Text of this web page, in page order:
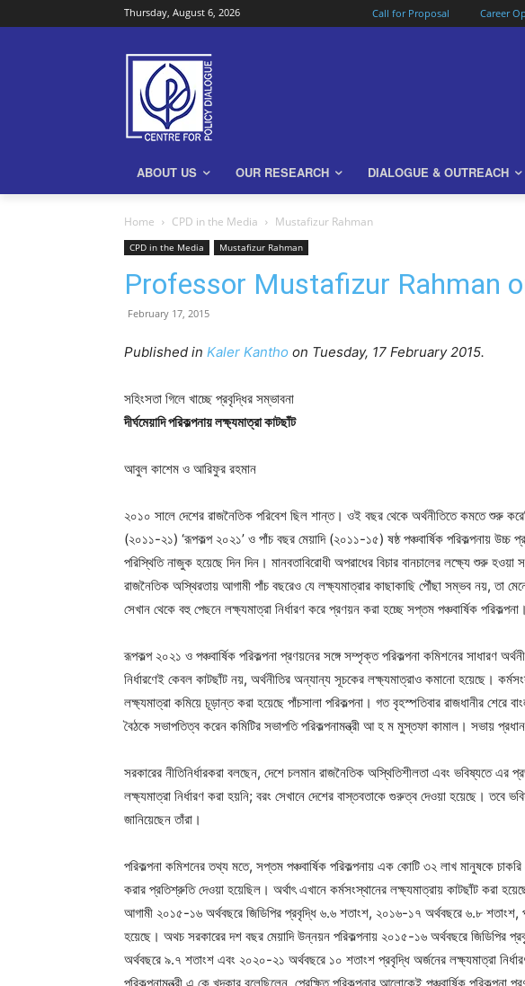
Thursday, August 6, 2026 Call for Proposal Career
ABOUT US OUR RESEARCH DIALOGUE & OUTREACH
Home CPD in the Media Mustafizur Rahman
CPD in the Media Mustafizur Rahman
Professor Mustafizur Rahman
February 17, 2015
Published in Kaler Kantho on Tuesday, 17 February 2015.
সহিংসতা গিলে খাচ্ছে প্রবৃদ্ধির সম্ভাবনা
দীর্ঘমেয়াদি পরিকল্পনায় লক্ষ্যমাত্রা কাটছাঁট
আবুল কাশেম ও আরিফুর রহমান
২০১০ সালে দেশের রাজনৈতিক পরিবেশ ছিল শান্ত। ওই বছর থেকে অর্থনীতিতে কমতে শুরু
(২০১১-২১) ‘রূপকল্প ২০২১’ ও পাঁচ বছর মেয়াদি (২০১১-১৫) ষষ্ঠ পঞ্চবার্ষিক পরিকল্পনায় উচ্চ
পরিস্থিতি নাজুক হয়েছে দিন দিন। মানবতাবিরোধী অপরাধের বিচার বানচালের লক্ষ্যে শুরু
রাজনৈতিক অস্থিরতায় আগামী পাঁচ বছরেও যে লক্ষ্যমাত্রার কাছাকাছি পৌঁছা সম্ভব নয়, তা
সেখান থেকে বহু পেছনে লক্ষ্যমাত্রা নির্ধারণ করে প্রণয়ন করা হচ্ছে সপ্তম পঞ্চবার্ষিক পরিকল্পনা।
রূপকল্প ২০২১ ও পঞ্চবার্ষিক পরিকল্পনা প্রণয়নের সঙ্গে সম্পৃক্ত পরিকল্পনা কমিশনের সাধারণ
নির্ধারণেই কেবল কাটছাঁট নয়, অর্থনীতির অন্যান্য সূচকের লক্ষ্যমাত্রাও কমানো হয়েছে।
লক্ষ্যমাত্রা কমিয়ে চূড়ান্ত করা হয়েছে পাঁচসালা পরিকল্পনা। গত বৃহস্পতিবার রাজধানীর শেরে
বৈঠকে সভাপতিত্ব করেন কমিটির সভাপতি পরিকল্পনামন্ত্রী আ হ ম মুস্তফা কামাল। সভায়
সরকারের নীতিনির্ধারকরা বলছেন, দেশে চলমান রাজনৈতিক অস্থিতিশীলতা এবং ভবিষ্যতে এর
লক্ষ্যমাত্রা নির্ধারণ করা হয়নি; বরং সেখানে দেশের বাস্তবতাকে গুরুত্ব দেওয়া হয়েছে।
জানিয়েছেন তাঁরা।
পরিকল্পনা কমিশনের তথ্য মতে, সপ্তম পঞ্চবার্ষিক পরিকল্পনায় এক কোটি ৩২ লাখ মানুষকে
করার প্রতিশ্রুতি দেওয়া হয়েছিল। অর্থাৎ এখানে কর্মসংস্থানের লক্ষ্যমাত্রায় কাটছাঁট করা
আগামী ২০১৫-১৬ অর্থবছরে জিডিপির প্রবৃদ্ধি ৬.৬ শতাংশ, ২০১৬-১৭ অর্থবছরে ৬.৮
হয়েছে। অথচ সরকারের দশ বছর মেয়াদি উন্নয়ন পরিকল্পনায় ২০১৫-১৬ অর্থবছরে
অর্থবছরে ৯.৭ শতাংশ এবং ২০২০-২১ অর্থবছরে ১০ শতাংশ প্রবৃদ্ধি অর্জনের লক্ষ্যমাত্রা